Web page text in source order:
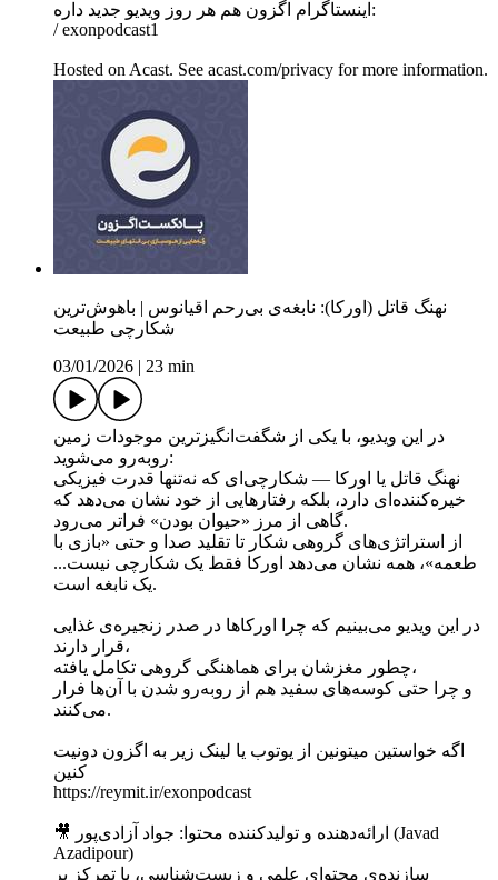
اینستاگرام اگزون هم هر روز ویدیو جدید داره:
/ exonpodcast1
Hosted on Acast. See acast.com/privacy for more information.
نهنگ قاتل (اورکا): نابغه‌ی بی‌رحم اقیانوس | باهوش‌ترین
شکارچی طبیعت
03/01/2026
23 min
در این ویدیو، با یکی از شگفت‌انگیزترین موجودات زمین
روبه‌رو می‌شوید:
نهنگ قاتل یا اورکا — شکارچی‌ای که نه‌تنها قدرت فیزیکی
خیره‌کننده‌ای دارد، بلکه رفتارهایی از خود نشان می‌دهد که
گاهی از مرز «حیوان بودن» فراتر می‌رود.
از استراتژی‌های گروهی شکار تا تقلید صدا و حتی «بازی با
طعمه»، همه نشان می‌دهد اورکا فقط یک شکارچی نیست...
یک نابغه است.
در این ویدیو می‌بینیم که چرا اورکاها در صدر زنجیره‌ی غذایی
قرار دارند،
چطور مغزشان برای هماهنگی گروهی تکامل یافته،
و چرا حتی کوسه‌های سفید هم از روبه‌رو شدن با آن‌ها فرار
می‌کنند.
اگه خواستین میتونین از یوتوب یا لینک زیر به اگزون دونیت
کنین
https://reymit.ir/exonpodcast
🎥 ارائه‌دهنده و تولیدکننده محتوا: جواد آزادی‌پور (Javad
Azadipour)
سازنده‌ی محتوای علمی و زیست‌شناسی، با تمرکز بر